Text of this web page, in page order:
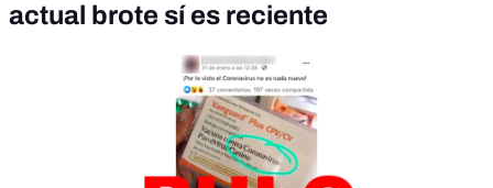
actual brote sí es reciente